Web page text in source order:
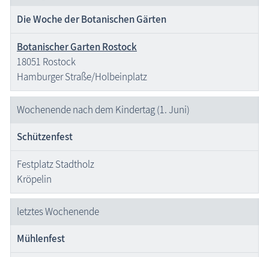
Die Woche der Botanischen Gärten
Botanischer Garten Rostock
18051 Rostock
Hamburger Straße/Holbeinplatz
Wochenende nach dem Kindertag (1. Juni)
Schützenfest
Festplatz Stadtholz
Kröpelin
letztes Wochenende
Mühlenfest